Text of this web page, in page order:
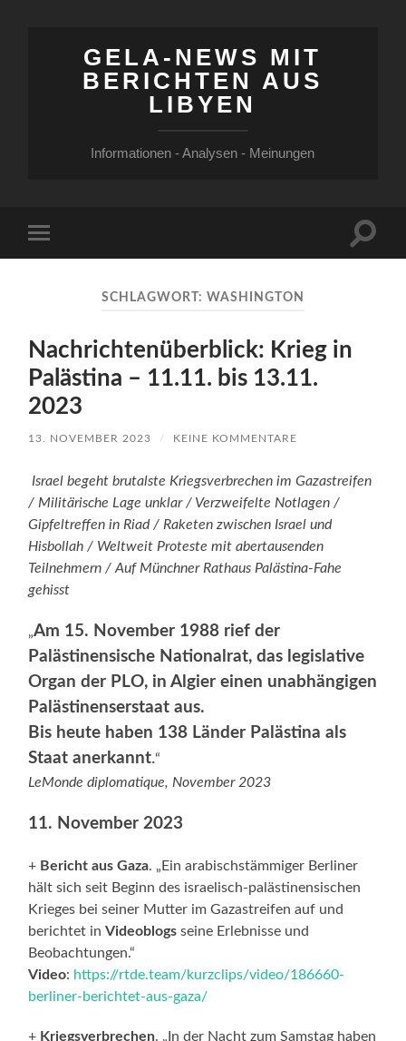
GELA-NEWS MIT
BERICHTEN AUS
LIBYEN
Informationen - Analysen - Meinungen
Menü
SCHLAGWORT: WASHINGTON
Nachrichtenüberblick: Krieg in
Palästina – 11.11. bis 13.11.
2023
13. NOVEMBER 2023 / KEINE KOMMENTARE
Israel begeht brutalste Kriegsverbrechen im Gazastreifen
/ Militärische Lage unklar / Verzweifelte Notlagen /
Gipfeltreffen in Riad / Raketen zwischen Israel und
Hisbollah / Weltweit Proteste mit abertausenden
Teilnehmern / Auf Münchner Rathaus Palästina-Fahe
gehisst
„Am 15. November 1988 rief der
Palästinensische Nationalrat, das legislative
Organ der PLO, in Algier einen unabhängigen
Palästinenserstaat aus.
Bis heute haben 138 Länder Palästina als
Staat anerkannt.“
LeMonde diplomatique, November 2023
11. November 2023
+ Bericht aus Gaza. „Ein arabischstämmiger Berliner
hält sich seit Beginn des israelisch-palästinensischen
Krieges bei seiner Mutter im Gazastreifen auf und
berichtet inVideoblogs seine Erlebnisse und
Beobachtungen.“
Video: https://rtde.team/kurzclips/video/186660-
berliner-berichtet-aus-gaza/
+ Kriegsverbrechen. „In der Nacht zum Samstag haben